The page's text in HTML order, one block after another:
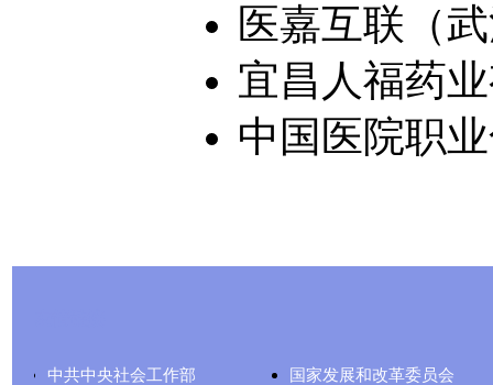
医嘉互联（
宜昌人福药
中国医院职
中共中央社会工作部
国家发展和改革委员会